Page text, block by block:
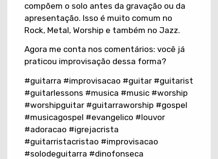
compõem o solo antes da gravação ou da
apresentação. Isso é muito comum no
Rock, Metal, Worship e também no Jazz.
Agora me conta nos comentários: você já
praticou improvisação dessa forma?
#guitarra #improvisacao #guitar #guitarist
#guitarlessons #musica #music #worship
#worshipguitar #guitarraworship #gospel
#musicagospel #evangelico #louvor
#adoracao #igrejacrista
#guitarristacristao #improvisacao
#solodeguitarra #dinofonseca